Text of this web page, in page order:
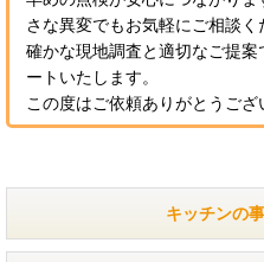
さな異変でもお気軽にご相談く
確かな現地調査と適切なご提
ートいたします。
この度はご依頼ありがとうござ
キッチンの